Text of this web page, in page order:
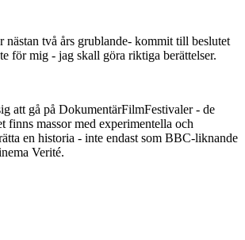
nästan två års grublande- kommit till beslutet
för mig - jag skall göra riktiga berättelser.
att gå på DokumentärFilmFestivaler - de
finns massor med experimentella och
en historia - inte endast som BBC-liknande
Verité.